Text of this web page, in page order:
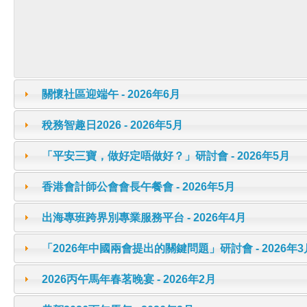
關懷社區迎端午 - 2026年6月
稅務智趣日2026 - 2026年5月
「平安三寶，做好定唔做好？」研討會 - 2026年5月
香港會計師公會會長午餐會 - 2026年5月
出海專班跨界別專業服務平台 - 2026年4月
「2026年中國兩會提出的關鍵問題」研討會 - 2026年3
2026丙午馬年春茗晚宴 - 2026年2月